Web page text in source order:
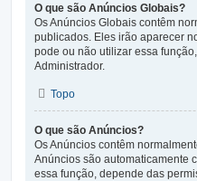
O que são Anúncios Globais?
Os Anúncios Globais contêm
publicados. Eles irão aparecer
pode ou não utilizar essa
Administrador.
Topo
O que são Anúncios?
Os Anúncios contêm
Anúncios são automaticamente
essa função, depende das